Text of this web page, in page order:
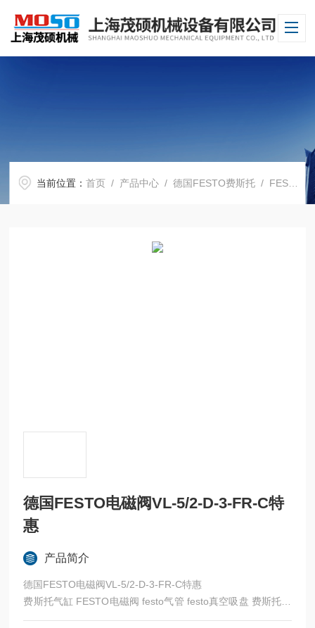
当前位置：首页 / 产品中心 /德国FESTO费斯托 / FESTO电磁阀
德国FESTO电磁阀VL-5/2-D-3-FR-C特
惠
产品简介
德国FESTO电磁阀VL-5/2-D-3-FR-C特惠
费斯托气缸 FESTO电磁阀 festo气管 festo真空吸盘 费斯托过
滤器 费斯托油雾器 FESTO传感器 FESTO代理